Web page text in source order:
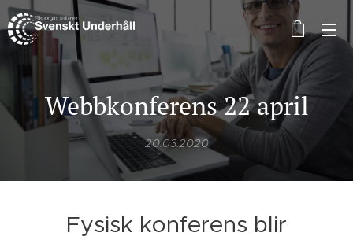
Webbkonferens 22 april
20.03.2020
Fysisk konferens blir